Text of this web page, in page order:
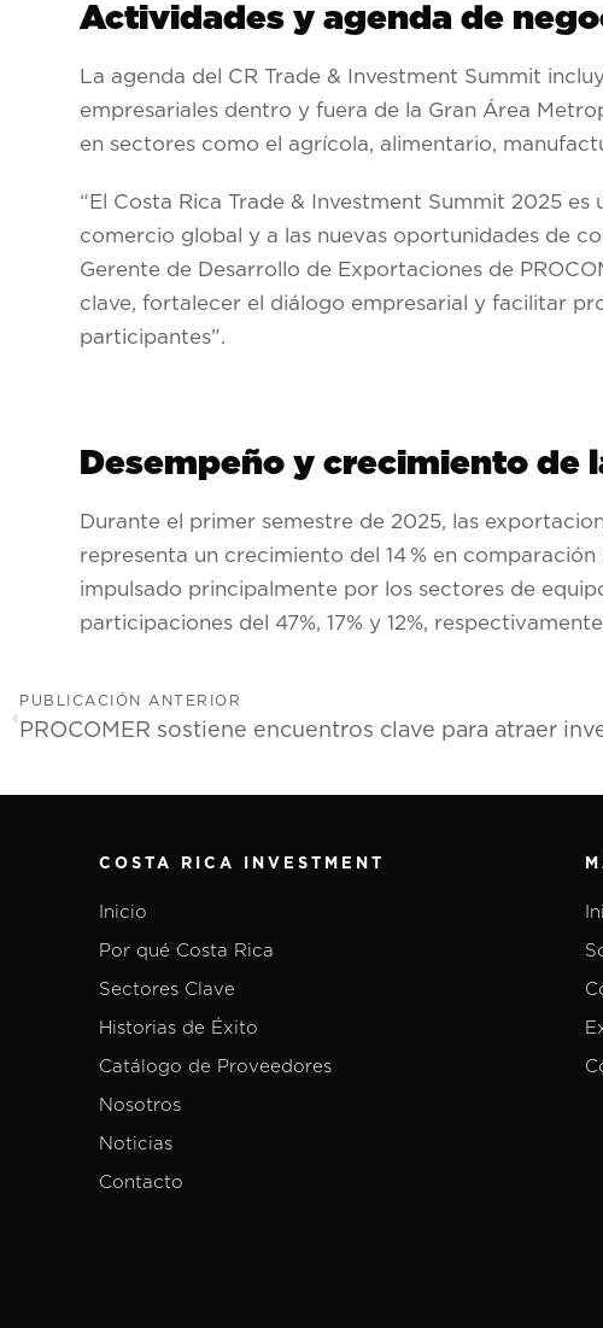
Actividades y agenda de
La agenda del CR Trade & Investment Summit
empresariales dentro y fuera de la Gran Área
en sectores como el agrícola, alimentario,
“El Costa Rica Trade & Investment Summit 2025
comercio global y a las nuevas oportunidades de
Gerente de Desarrollo de Exportaciones de
clave, fortalecer el diálogo empresarial y facilitar
participantes”.
Desempeño y crecimiento de
Durante el primer semestre de 2025, las
representa un crecimiento del 14 % en
impulsado principalmente por los sectores de
participaciones del 47%, 17% y 12%,
PUBLICACIÓN ANTERIOR
COSTA RICA INVESTMENT
Inicio
Por qué Costa Rica
Sectores Clave
Historias de Éxito
Catálogo de Proveedores
Nosotros
Noticias
Contacto